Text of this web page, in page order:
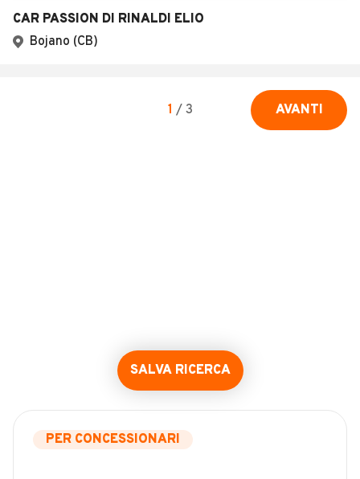
CAR PASSION DI RINALDI ELIO
Bojano (CB)
1 / 3 AVANTI
SALVA RICERCA
PER CONCESSIONARI